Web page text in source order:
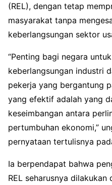
(REL), dengan tetap
masyarakat tanpa
keberlangsungan sektor
“Penting bagi negara
keberlangsungan industri
pekerja yang bergantung
yang efektif adalah yang
keseimbangan antara
pertumbuhan ekonomi,”
pernyataan tertulisnya
Ia berpendapat bahwa
REL seharusnya